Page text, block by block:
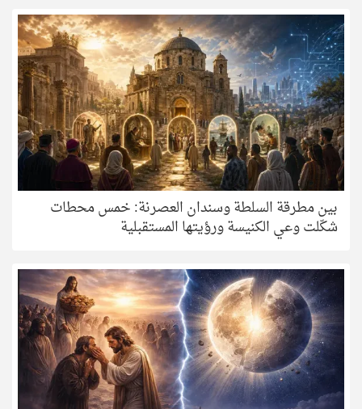
بين مطرقة السلطة وسندان العصرنة: خمس محطات
شكّلت وعي الكنيسة ورؤيتها المستقبلية